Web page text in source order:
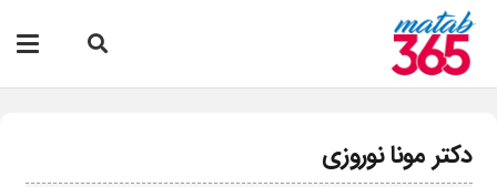
دکتر مونا نوروزی